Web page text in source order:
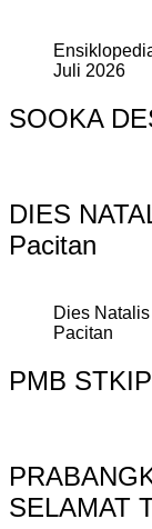
Juli 2026
SOOKA
DIES
Pacitan
Dies
Pacitan
PMB
SELAMAT